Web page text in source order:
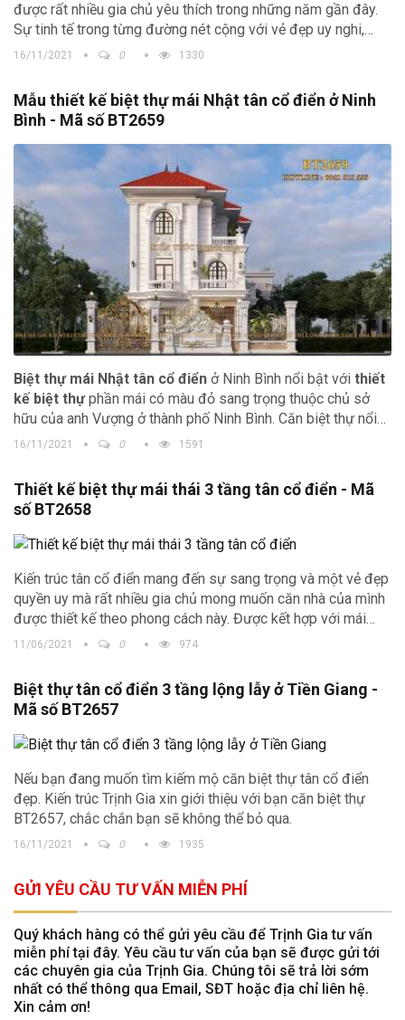
được rất nhiều gia chủ yêu thích trong những năm gần đây.
Sự tinh tế trong từng đường nét cộng với vẻ đẹp uy nghi,
tráng lệ làm căn biệt thự trở nên nổi bật hơn.
16/11/2021 0 1330
Mẫu thiết kế biệt thự mái Nhật tân cổ điển ở Ninh
Bình - Mã số BT2659
Biệt thự mái Nhật tân cổ điển ở Ninh Bình nổi bật với thiết
kế biệt thựphần mái có màu đỏ sang trọng thuộc chủ sở
hữu của anh Vượng ở thành phố Ninh Bình. Căn biệt thự nổi
bật giữa trung tâm thành phố với sự bề thế và màu trắng tinh
16/11/2021 0 1591
Thiết kế biệt thự mái thái 3 tầng tân cổ điển - Mã
số BT2658
Kiến trúc tân cổ điển mang đến sự sang trọng và một vẻ đẹp
quyền uy mà rất nhiều gia chủ mong muốn căn nhà của mình
được thiết kế theo phong cách này. Được kết hợp với mái
Thái nênbiệt thự mái Thái tân cổ điển
11/06/2021 0 974
Biệt thự tân cổ điển 3 tầng lộng lẫy ở Tiền Giang -
Mã số BT2657
Nếu bạn đang muốn tìm kiếm mộ căn biệt thự tân cổ điển
đẹp. Kiến trúc Trịnh Gia xin giới thiệu với bạn căn biệt thự
BT2657, chắc chắn bạn sẽ không thể bỏ qua.
16/11/2021 0 1935
GỬI YÊU CẦU TƯ VẤN MIỄN PHÍ
Quý khách hàng có thể gửi yêu cầu để Trịnh Gia tư vấn
miễn phí tại đây. Yêu cầu tư vấn của bạn sẽ được gửi tới
các chuyên gia của Trịnh Gia. Chúng tôi sẽ trả lời sớm
nhất có thể thông qua Email, SĐT hoặc địa chỉ liên hệ.
Xin cảm ơn!